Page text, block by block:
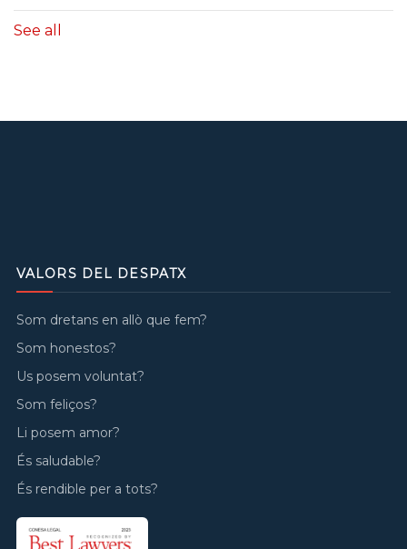
See all
VALORS DEL DESPATX
Som dretans en allò que fem?
Som honestos?
Us posem voluntat?
Som feliços?
Li posem amor?
És saludable?
És rendible per a tots?